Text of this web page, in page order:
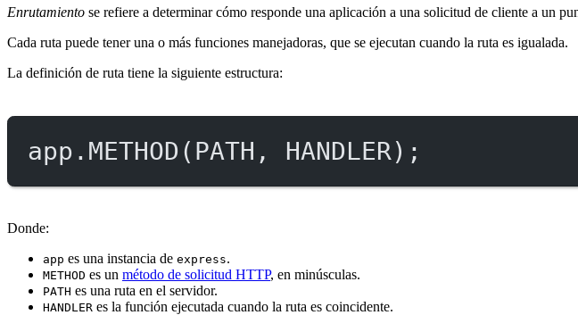
Enrutamiento se refiere a determinar cómo responde una aplicación a una solicitud de cliente a un
Cada ruta puede tener una o más funciones manejadoras, que se ejecutan cuando la ruta es igualada.
La definición de ruta tiene la siguiente estructura:
app. METHOD ( PATH , HANDLER);
Donde:
app es una instancia de express.
METHOD es un método de solicitud HTTP, en minúsculas.
PATH es una ruta en el servidor.
HANDLER es la función ejecutada cuando la ruta es coincidente.